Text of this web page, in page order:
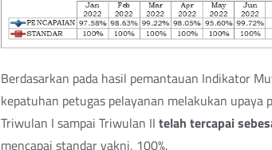
Berdasarkan pada hasil pemantauan Indikator
kepatuhan petugas pelayanan melakukan upaya
Triwulan I sampai Triwulan II telah tercapai
mencapai standar yakni, 100%.